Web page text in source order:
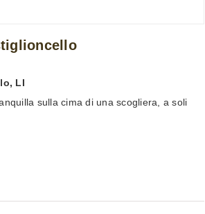
, LI
sulla cima di una scogliera, a soli